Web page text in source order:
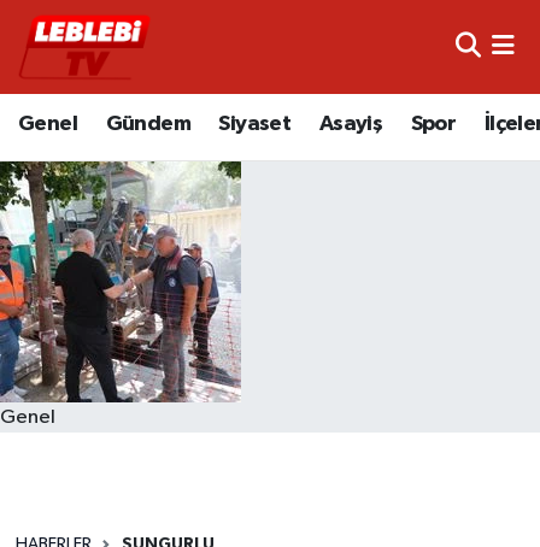
Genel Gündem Siyaset Asayiş Spor
Genel
Hava Durumu
Trafik Durumu
Süper Lig Puan Durumu ve Fikstür
Tüm Manşetler
Son Dakika Haberleri